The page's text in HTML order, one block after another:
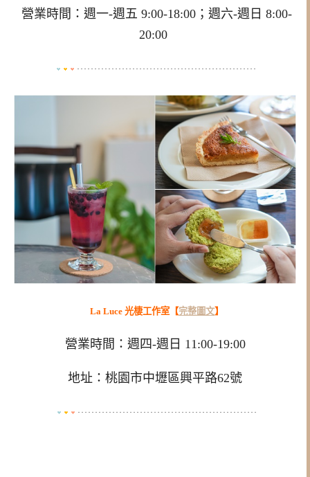
營業時間：週一-週五 9:00-18:00；週六-週日 8:00-
20:00
La Luce 光棲工作室【完整圖文】
營業時間：週四-週日 11:00-19:00
地址：桃園市中壢區興平路62號